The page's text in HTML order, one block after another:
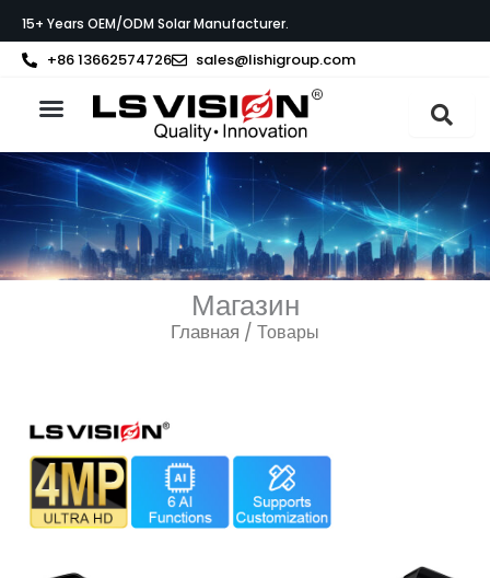
к
содержимому
15+ Years OEM/ODM Solar Manufacturer.
+86 13662574726 sales@lishigroup.com
Магазин
Главная / Товары